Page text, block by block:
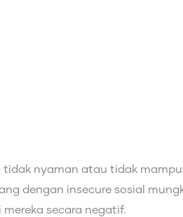
tidak nyaman atau tidak
dengan insecure sosial
mereka secara negatif.